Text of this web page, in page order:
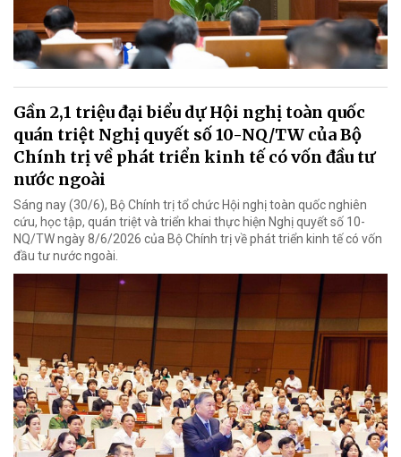
Gần 2,1 triệu đại biểu dự Hội nghị toàn quốc
quán triệt Nghị quyết số 10-NQ/TW của Bộ
Chính trị về phát triển kinh tế có vốn đầu tư
nước ngoài
Sáng nay (30/6), Bộ Chính trị tổ chức Hội nghị toàn quốc nghiên
cứu, học tập, quán triệt và triển khai thực hiện Nghị quyết số 10-
NQ/TW ngày 8/6/2026 của Bộ Chính trị về phát triển kinh tế có vốn
đầu tư nước ngoài.